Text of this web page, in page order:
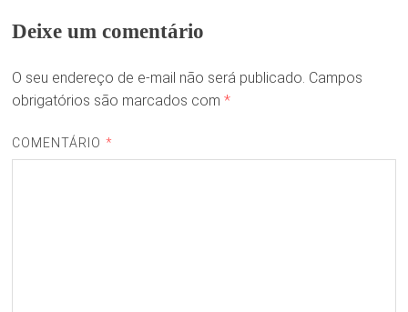
Deixe um comentário
O seu endereço de e-mail não será publicado. Campos
obrigatórios são marcados com *
COMENTÁRIO *